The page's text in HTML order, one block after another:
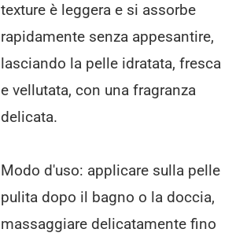
texture è leggera e si assorbe
rapidamente senza appesantire,
lasciando la pelle idratata, fresca
e vellutata, con una fragranza
delicata.
Modo d'uso: applicare sulla pelle
pulita dopo il bagno o la doccia,
massaggiare delicatamente fino